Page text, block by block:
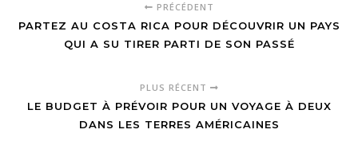
PRÉCÉDENT
PARTEZ AU COSTA RICA POUR DÉCOUVRIR UN PAYS
QUI A SU TIRER PARTI DE SON PASSÉ
PLUS RÉCENT
LE BUDGET À PRÉVOIR POUR UN VOYAGE À DEUX
DANS LES TERRES AMÉRICAINES